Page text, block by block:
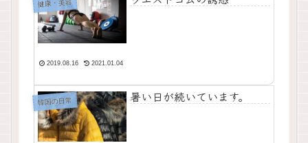
健康・美容
2019.08.16 2021.01.04
韓国の日常 暑い日が続いています。